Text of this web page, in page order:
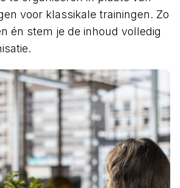
voor klassikale trainingen. Zo
én stem je de inhoud volledig